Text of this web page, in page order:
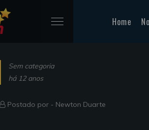
Home
Sem categoria
há 12 anos
Postado por - Newton Duarte